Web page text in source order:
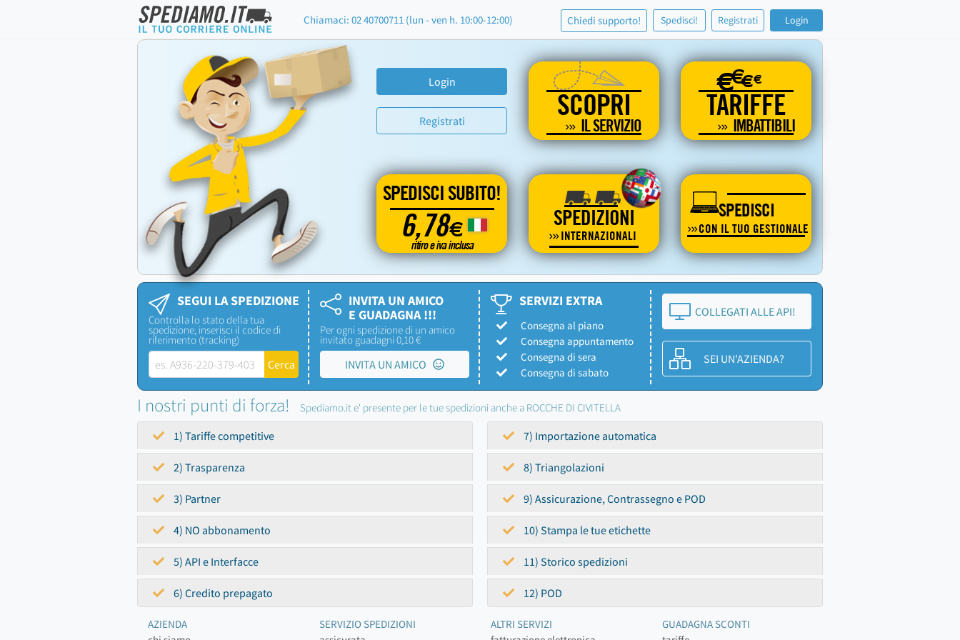
Chiamaci: 02 40700711 (lun - ven h. 10:00-12:00) Chiedi supporto! Spedisci! Registrati Login
Login
Registrati SCOPRI
IL SERVIZIO
€€€€
TARIFFE
IMBATTIBILI
SPEDISCI SUBITO!
6,78€
ritiro e iva inclusa
SPEDIZIONI
INTERNAZIONALI
SPEDISCI
CON IL TUO GESTIONALE
SEGUI LA SPEDIZIONE
Controlla lo stato della tua
spedizione, inserisci il codice di
riferimento (tracking)
INVITA UN AMICO
E GUADAGNA !!!
Per ogni spedizione di un amico
invitato guadagni 0,10 €
INVITA UN AMICO
SERVIZI EXTRA
Consegna al piano
Consegna appuntamento
Consegna di sera
Consegna di sabato
COLLEGATI ALLE API!
SEI UN'AZIENDA?
I nostri punti di forza! Spediamo.it e' presente per le tue spedizioni anche a ROCCHE DI CIVITELLA
1) Tariffe competitive
2) Trasparenza
3) Partner
4) NO abbonamento
5) API e Interfacce
6) Credito prepagato
7) Importazione automatica
8) Triangolazioni
9) Assicurazione, Contrassegno e POD
10) Stampa le tue etichette
11) Storico spedizioni
12) POD
AZIENDA
SERVIZIO SPEDIZIONI
ALTRI SERVIZI
GUADAGNA SCONTI